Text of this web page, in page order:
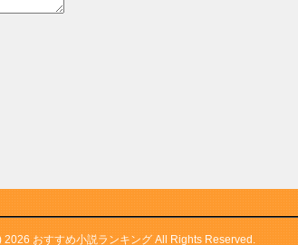
2026 おすすめ小説ランキング All Rights Reserved.